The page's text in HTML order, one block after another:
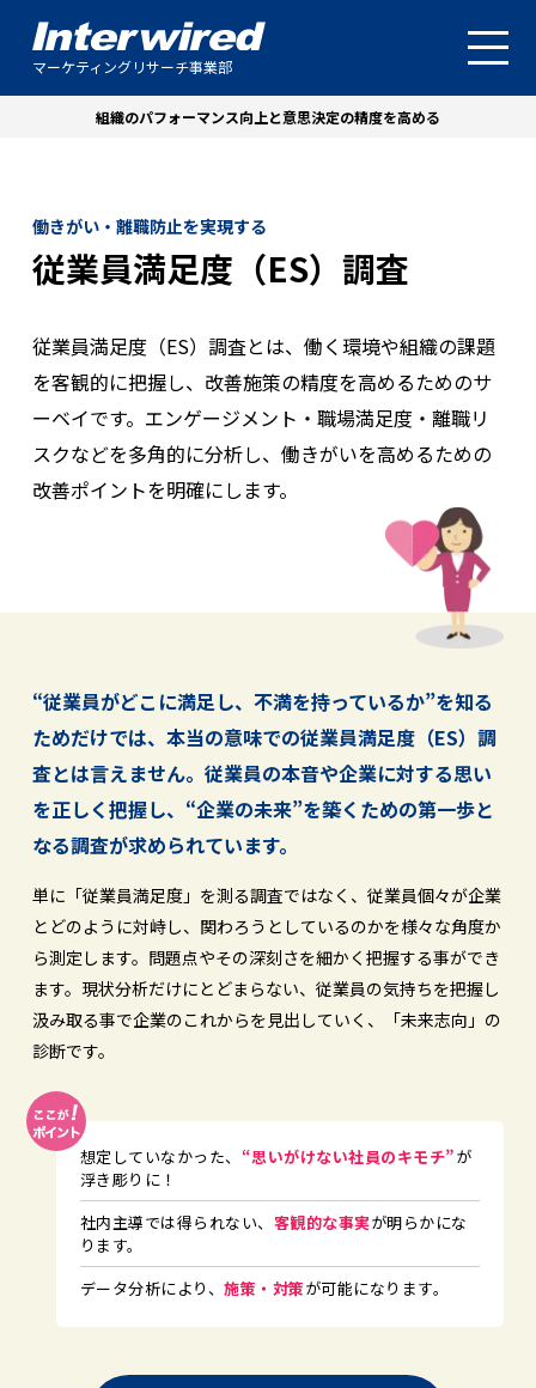
マーケティングリサーチ事業部
組織のパフォーマンス向上と意思決定の精度を高める
働きがい・離職防止を実現する
従業員満足度（ES）調査
従業員満足度（ES）調査とは、働く環境や組織の課題
を客観的に把握し、改善施策の精度を高めるためのサ
ーベイです。エンゲージメント・職場満足度・離職リ
スクなどを多角的に分析し、働きがいを高めるための
改善ポイントを明確にします。
“従業員がどこに満足し、不満を持っているか”を知る
ためだけでは、本当の意味での従業員満足度（ES）調
査とは言えません。従業員の本音や企業に対する思い
を正しく把握し、“企業の未来”を築くための第一歩と
なる調査が求められています。
単に「従業員満足度」を測る調査ではなく、従業員個々が企業
とどのように対峙し、関わろうとしているのかを様々な角度か
ら測定します。問題点やその深刻さを細かく把握する事ができ
ます。現状分析だけにとどまらない、従業員の気持ちを把握し
汲み取る事で企業のこれからを見出していく、「未来志向」の
診断です。
想定していなかった、 “思いがけない社員のキモチ”が
浮き彫りに！
社内主導では得られない、 客観的な事実が明らかにな
ります。
データ分析により、施策・対策が可能になります。